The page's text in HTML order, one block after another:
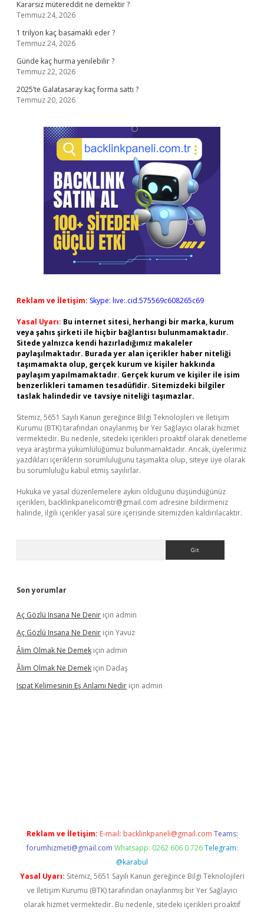
Kararsız mütereddit ne demektir ?
Temmuz 24, 2026
1 trilyon kaç basamaklı eder ?
Temmuz 24, 2026
Günde kaç hurma yenilebilir ?
Temmuz 22, 2026
2025’te Galatasaray kaç forma sattı ?
Temmuz 20, 2026
Reklam ve İletişim: Skype: live:.cid.575569c608265c69
Yasal Uyarı: Bu internet sitesi, herhangi bir marka, kurum
veya şahıs şirketi ile hiçbir bağlantısı bulunmamaktadır.
Sitede yalnızca kendi hazırladığımız makaleler
paylaşılmaktadır. Burada yer alan içerikler haber niteliği
taşımamakta olup, gerçek kurum ve kişiler hakkında
paylaşım yapılmamaktadır. Gerçek kurum ve kişiler ile isim
benzerlikleri tamamen tesadüfidir. Sitemizdeki bilgiler
taslak halindedir ve tavsiye niteliği taşımazlar.
Sitemiz, 5651 Sayılı Kanun gereğince Bilgi Teknolojileri ve İletişim
Kurumu (BTK) tarafından onaylanmış bir Yer Sağlayıcı olarak hizmet
vermektedir. Bu nedenle, sitedeki içerikleri proaktif olarak denetleme
veya araştırma yükümlülüğümüz bulunmamaktadır. Ancak, üyelerimiz
yazdıkları içeriklerin sorumluluğunu taşımakta olup, siteye üye olarak
bu sorumluluğu kabul etmiş sayılırlar.
Hukuka ve yasal düzenlemelere aykırı olduğunu düşündüğünüz
içerikleri, backlinkpanelicomtr@gmail.com adresine bildirmeniz
halinde, ilgili içerikler yasal süre içerisinde sitemizden kaldırılacaktır.
Son yorumlar
Aç Gözlü Insana Ne Denir için admin
Aç Gözlü Insana Ne Denir için Yavuz
Âlim Olmak Ne Demek için admin
Âlim Olmak Ne Demek için Dadaş
Ispat Kelimesinin Eş Anlamı Nedir için admin
Reklam ve İletişim: E-mail: backlinkpaneli@gmail.com Teams:
forumhizmeti@gmail.com Whatsapp: 0262 606 0 726 Telegram:
@karabul
Yasal Uyarı: Sitemiz, 5651 Sayılı Kanun gereğince Bilgi Teknolojileri
ve İletişim Kurumu (BTK) tarafından onaylanmış bir Yer Sağlayıcı
olarak hizmet vermektedir. Bu nedenle, sitedeki içerikleri proaktif